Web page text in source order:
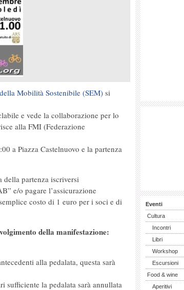
Mobilità Sostenibile (SEM)si
e vede la collaborazione per lo
alla FMI (Federazione
a Piazza Castelnuovo e la partenza
della partenza iscriversi
e/o pagare l’assicurazione
costo di 1 euro per i soci e di
della manifestazione:
alla pedalata, questa sarà
sufficiente la pedalata sarà annullata
Eventi
Cultura
Incontri
Libri
Workshop
Escursioni
Food & wine
Aperitivi